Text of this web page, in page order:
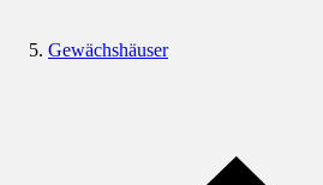
Gewächshäuser